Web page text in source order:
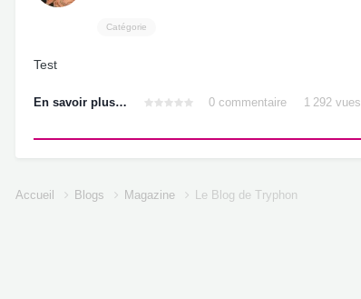
Catégorie
Test
En savoir plus… 0 commentaire 1 292 vues
Accueil Blogs Magazine Le Blog de Tryphon